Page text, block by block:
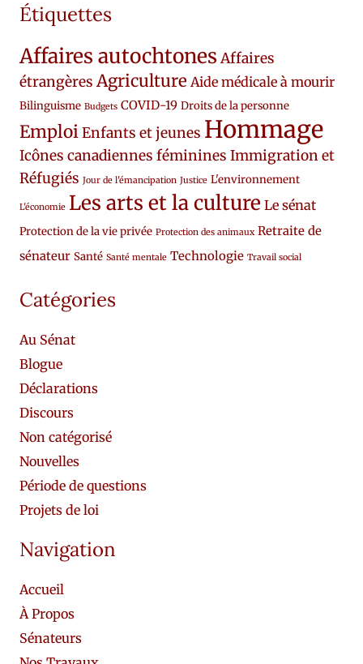
Étiquettes
Affaires autochtones Affaires
étrangères Agriculture Aide médicale à mourir
Bilinguisme Budgets COVID-19 Droits de la personne
EmploiEnfants et jeunes Hommage
Icônes canadiennes féminines Immigration et
Réfugiés Jour de l'émancipation Justice L'environnement
L'économie Les arts et la culture Le sénat
Protection de la vie privée Protection des animaux Retraite de
sénateur Santé Santé mentale Technologie Travail social
Catégories
Au Sénat
Blogue
Déclarations
Discours
Non catégorisé
Nouvelles
Période de questions
Projets de loi
Navigation
Accueil
À Propos
Sénateurs